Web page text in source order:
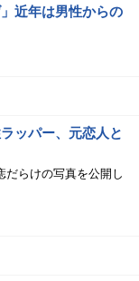
近年は男性からの
ッパー、元恋人と
だらけの写真を公開し